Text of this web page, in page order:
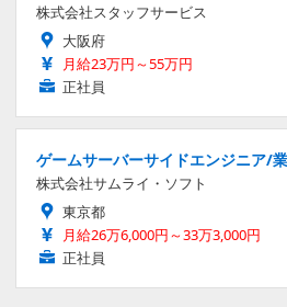
株式会社スタッフサービス
大阪府
月給23万円～55万円
正社員
ゲームサーバーサイドエンジニア/
株式会社サムライ・ソフト
東京都
月給26万6,000円～33万3,000円
正社員